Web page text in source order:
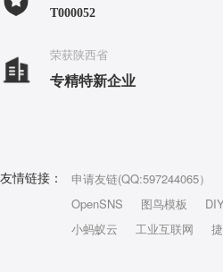
T000052
荣获陕西省
专精特新企业
友情链接： 申请友链(QQ:597244065）
OpenSNS
图鸟模板
小蚂蚁云
工业互联网